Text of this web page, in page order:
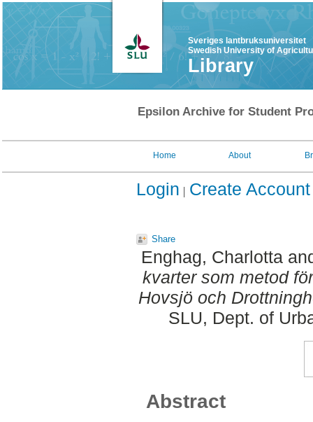
Sveriges lantbruksuniversitet
Swedish University of
Library
Epsilon Archive for Student
Home About
Login Create Account
Share
Enghag, Charlotta
kvarter som metod
Hovsjö och
SLU, Dept. of
Abstract